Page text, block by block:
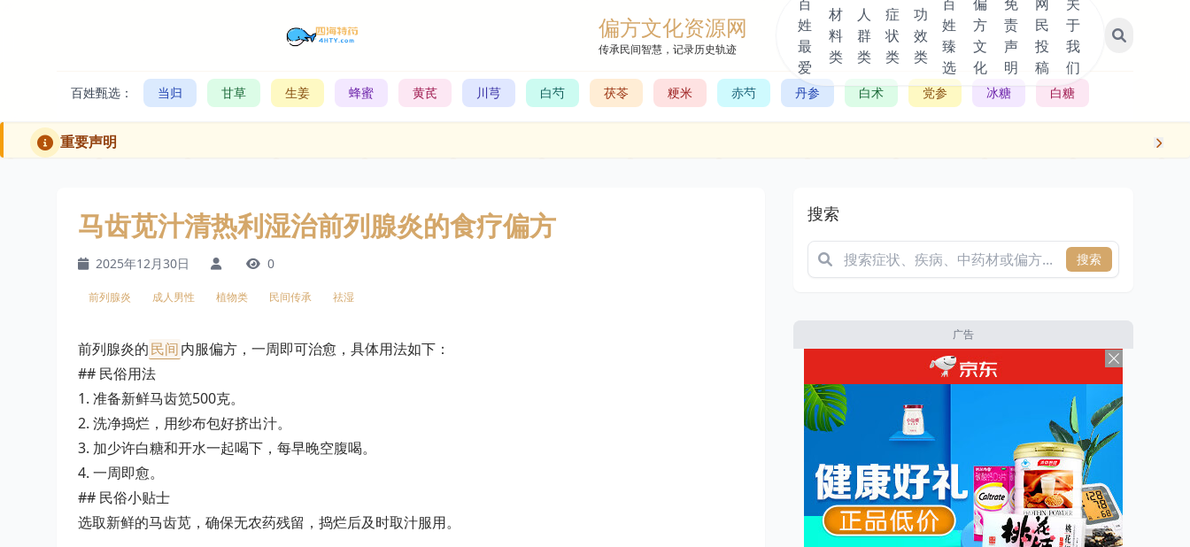
偏方文化资源网
传承民间智慧，记录历史轨迹
姓
最
爱
材
料
类
人
群
类
症
状
类
功
效
类
姓
臻
选
方
文
化
责
声
明
民
投
稿
于
我
们
百姓甄选： 当归 甘草 生姜 蜂蜜 黄芪 川芎 白芍 茯苓 粳米 赤芍 丹参 白术 党参 冰糖 白糖
重要声明
马齿苋汁清热利湿治前列腺炎的食疗偏方
2025年12月30日 0
前列腺炎 成人男性 植物类 民间传承 祛湿
前列腺炎的民间内服偏方，一周即可治愈，具体用法如下：
## 民俗用法
1. 准备新鲜马齿笕500克。
2. 洗净捣烂，用纱布包好挤出汁。
3. 加少许白糖和开水一起喝下，每早晚空腹喝。
4. 一周即愈。
## 民俗小贴士
选取新鲜的马齿苋，确保无农药残留，捣烂后及时取汁服用。
搜索
搜索
广告